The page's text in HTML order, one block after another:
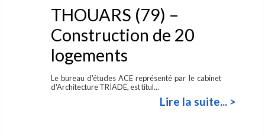
THOUARS (79) –
Construction de 20
logements
Le bureau d'études ACE représenté par le cabinet
d'Architecture TRIADE, est titul...
Lire la suite... >